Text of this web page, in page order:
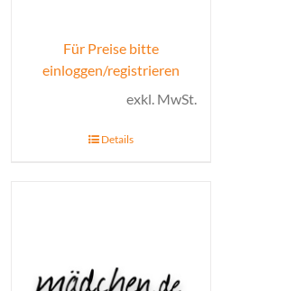
Für Preise bitte
einloggen/registrieren
exkl. MwSt.
Details